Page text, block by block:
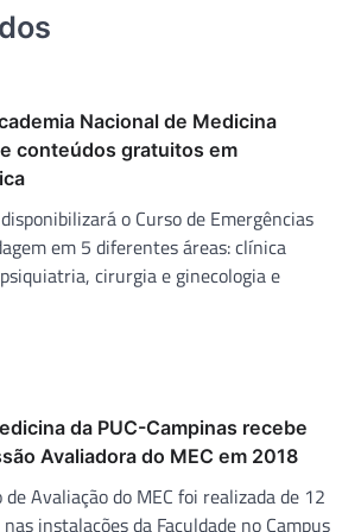
Nacional de Medicina
conteúdos gratuitos em
o Curso de Emergências
em 5 diferentes áreas: clínica
cirurgia e ginecologia e
da PUC-Campinas recebe
Avaliadora do MEC em 2018
Avaliação do MEC foi realizada de 12
instalações da Faculdade no Campus